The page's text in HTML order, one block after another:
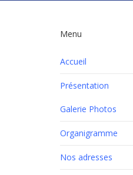
Menu
Accueil
Présentation
Galerie Photos
Organigramme
Nos adresses